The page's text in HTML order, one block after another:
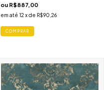
ou R$887,00
em até 12 x de R$90,26